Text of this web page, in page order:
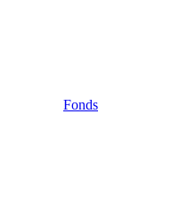
Fonds